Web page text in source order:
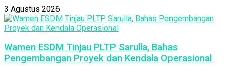
3 Agustus 2026
Wamen ESDM Tinjau PLTP Sarulla, Bahas
Pengembangan Proyek dan Kendala Operasional